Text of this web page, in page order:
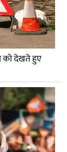
को देखते हुए